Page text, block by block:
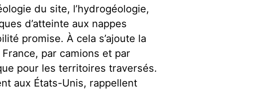
du site, l’hydrogéologie,
d’atteinte aux nappes
promise. À cela s’ajoute la
par camions et par
pour les territoires traversés.
aux États-Unis, rappellent